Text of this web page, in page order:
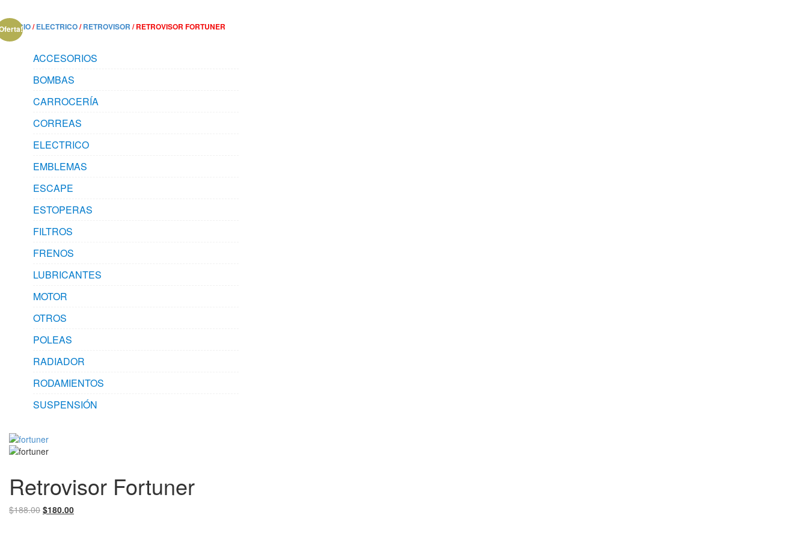
INICIO/ELECTRICO/RETROVISOR / RETROVISOR FORTUNER
ACCESORIOS
BOMBAS
CARROCERÍA
CORREAS
ELECTRICO
EMBLEMAS
ESCAPE
ESTOPERAS
FILTROS
FRENOS
LUBRICANTES
MOTOR
OTROS
POLEAS
RADIADOR
RODAMIENTOS
SUSPENSIÓN
Retrovisor Fortuner
$188.00 El
$180.00El